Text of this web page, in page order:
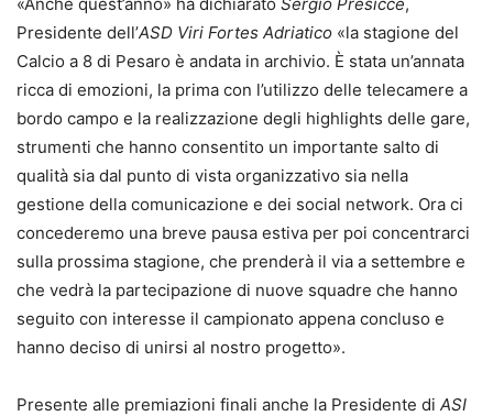
Presidente dell’ASD Viri Fortes Adriatico «la stagione del
Calcio a 8 di Pesaro è andata in archivio. È stata un’annata
ricca di emozioni, la prima con l’utilizzo delle telecamere a
bordo campo e la realizzazione degli highlights delle gare,
strumenti che hanno consentito un importante salto di
qualità sia dal punto di vista organizzativo sia nella
gestione della comunicazione e dei social network. Ora ci
concederemo una breve pausa estiva per poi concentrarci
sulla prossima stagione, che prenderà il via a settembre e
che vedrà la partecipazione di nuove squadre che hanno
seguito con interesse il campionato appena concluso e
hanno deciso di unirsi al nostro progetto».
Presente alle premiazioni finali anche la Presidente di ASI